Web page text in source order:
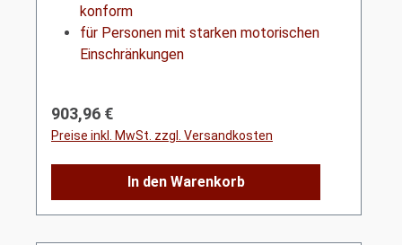
konform
für Personen mit starken motorischen
Einschränkungen
Regulärer Preis:
903,96 €
Preise inkl. MwSt. zzgl. Versandkosten
In den Warenkorb